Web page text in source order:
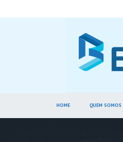
HOME QUEM SOMOS